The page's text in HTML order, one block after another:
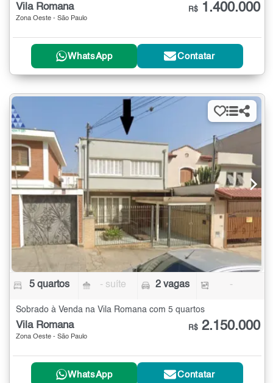
Vila Romana
Zona Oeste - São Paulo
R$ 1.400.000
WhatsApp Contatar
5 quartos - suíte 2 vagas -
Sobrado à Venda na Vila Romana com 5 quartos
Vila Romana
Zona Oeste - São Paulo
R$ 2.150.000
WhatsApp Contatar